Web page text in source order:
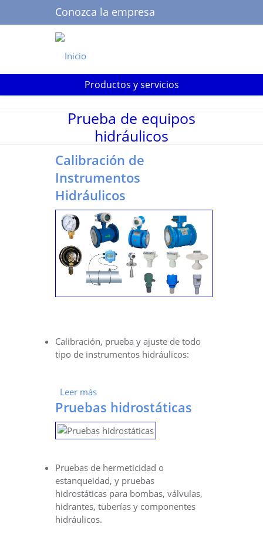
Conozca la empresa
Productos y servicios
Prueba de equipos
hidráulicos
Calibración de
Instrumentos
Hidráulicos
Calibración, prueba y ajuste de todo
tipo de instrumentos hidráulicos:
Leer mássobre Calibración de Instrumentos
Hidráulicos
Pruebas hidrostáticas
Pruebas de hermeticidad o
estanqueidad, y pruebas
hidrostáticas para bombas, válvulas,
hidrantes, tuberías y componentes
hidráulicos.